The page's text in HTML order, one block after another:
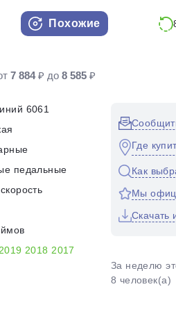
Похожие
7 884₽ до8 585 ₽
6061
педальные
2019 2018 2017
Где
Как
Мы
Скачать
За неделю
8 человек(а)